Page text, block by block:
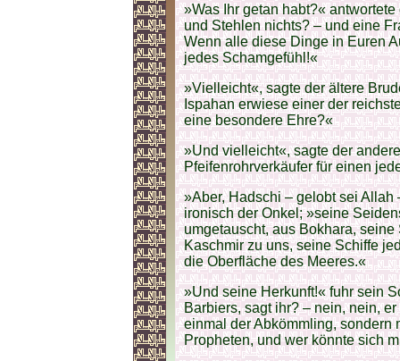
»Was Ihr getan habt?«
und Stehlen nichts? – und eine
Wenn alle diese Dinge in Euren
jedes Schamgefühl!«
»Vielleicht«, sagte der ältere
Ispahan erwiese einer der
eine besondere Ehre?«
»Und vielleicht«, sagte der
Pfeifenrohrverkäufer für einen
»Aber, Hadschi – gelobt sei
ironisch der Onkel; »seine
umgetauscht, aus Bokhara,
Kaschmir zu uns, seine Schiffe
die Oberfläche des Meeres.«
»Und seine Herkunft!« fuhr sein
Barbiers, sagt ihr? – nein, nein,
einmal der Abkömmling, sondern
Propheten, und wer könnte sich